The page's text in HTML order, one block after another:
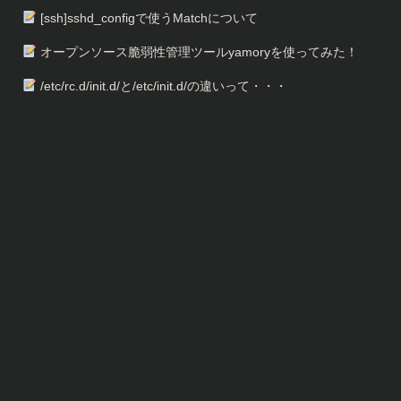
[ssh]sshd_configで使うMatchについて
オープンソース脆弱性管理ツールyamoryを使ってみた！
/etc/rc.d/init.d/と/etc/init.d/の違いって・・・